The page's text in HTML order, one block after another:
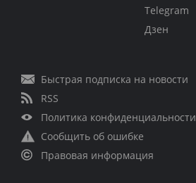
Telegram
Дзен
Быстрая подписка на новости
RSS
Политика конфиденциальности
Сообщить об ошибке
Правовая информация